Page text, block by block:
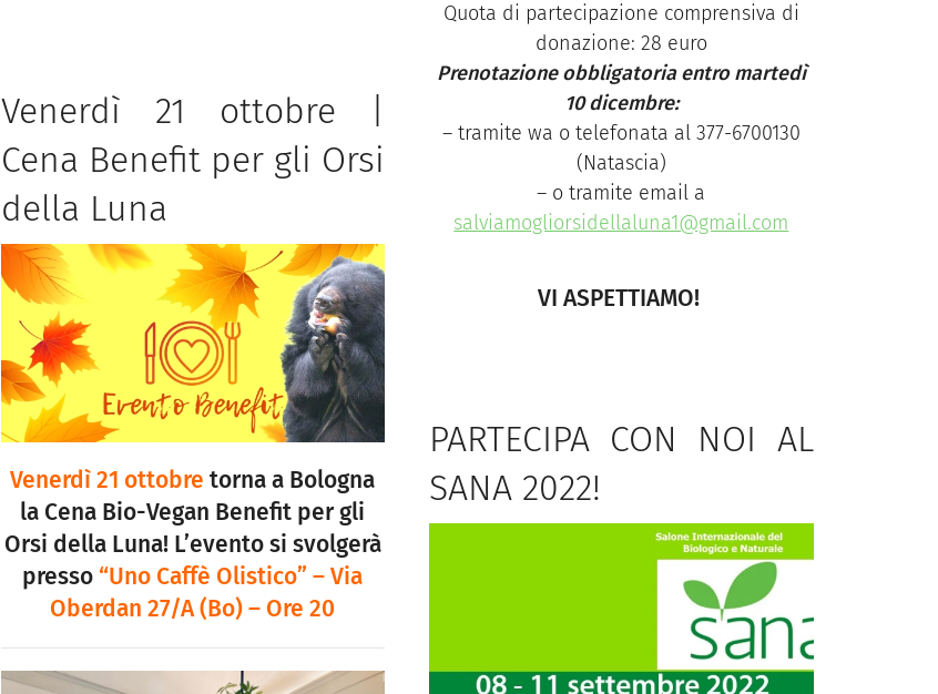
Quota di partecipazione comprensiva di
donazione: 28 euro
Prenotazione obbligatoria entro martedì
10 dicembre:
– tramite wa o telefonata al 377-6700130
(Natascia)
– o tramite email a
salviamogliorsidellaluna1@gmail.com
VI ASPETTIAMO!
Venerdì 21 ottobre |
Cena Benefit per gli Orsi
della Luna
Venerdì 21 ottobre torna a Bologna
la Cena Bio-Vegan Benefit per gli
Orsi della Luna! L’evento si svolgerà
presso“Uno Caffè Olistico” – Via
Oberdan 27/A (Bo) – Ore 20
PARTECIPA CON NOI AL
SANA 2022!